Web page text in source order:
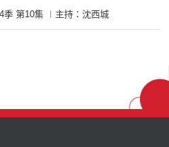
季 第10集 ︱主持：沈西城